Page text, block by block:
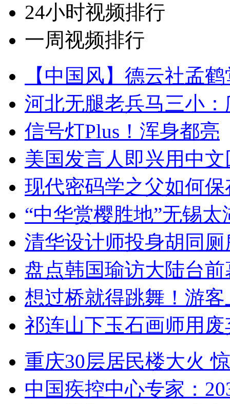
24小时视频排行
一周视频排行
【中国风】德云社孟
河北无腿老兵马三小
信号灯Plus！浑身都亮
美国发言人即兴用中
现代密码学之父如何
“中华赏樱胜地”无锡
清华设计师投身胡同
盘点韩国瑜访大陆台
想过桥就得跳舞！游客
祁连山下玉石画师用
重庆30层居民楼大火
中国疾控中心专家：